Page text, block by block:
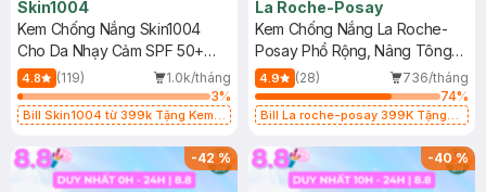
Skin1004
Kem Chống Nắng Skin1004
Cho Da Nhạy Cảm SPF 50+
50ml
4.8 (119)
1.0k/tháng
3%
Bill Skin1004 từ 399k Tặng Kem
SPF 50+ 20ml (SL Có Hạn)
La Roche-Posay
Kem Chống Nắng La Roche-
Posay Phổ Rộng, Nâng Tông
Kiềm Dầu 50ml
4.9 (28)
736/tháng
74%
Bill La roche-posay 399K Tặng
(SL có hạn)
-42% -40%